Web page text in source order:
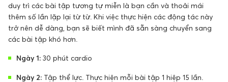
duy trì các bài tập tương tự miễn là bạn cần và thoải mái
thêm số lần lặp lại từ từ. Khi việc thực hiện các động tác này
trở nên dễ dàng, bạn sẽ biết mình đã sẵn sàng chuyển sang
các bài tập khó hơn.
Ngày 1: 30 phút cardio
Ngày 2: Tập thể lực. Thực hiện mỗi bài tập 1 hiệp 15 lần.